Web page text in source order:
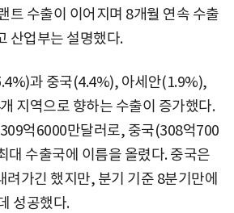
트 수출이 이어지며 8개월 연속 수출
산업부는 설명했다.
과 중국(4.4%), 아세안(1.9%),
지역으로 향하는 수출이 증가했다.
억6000만달러로, 중국(308억700
대 수출국에 이름을 올렸다. 중국은
려가긴 했지만, 분기 기준 8분기만에
성공했다.